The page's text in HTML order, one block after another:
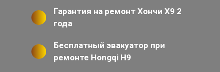
Гарантия на ремонт Хончи Х9 2
года
Бесплатный эвакуатор при
ремонте Hongqi H9